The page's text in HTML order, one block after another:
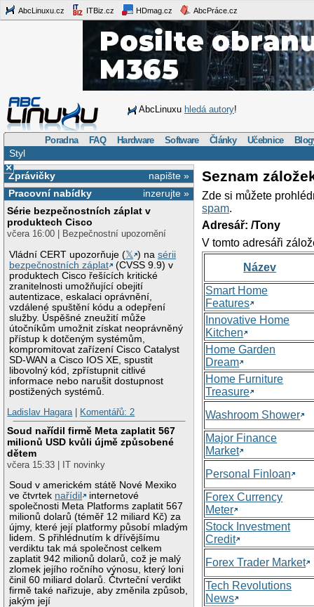
AbcLinuxu.cz ITBiz.cz HDmag.cz AbcPráce.cz
AbcLinuxu hledá autory!
Poradna FAQ Hardware Software Články Učebnice
Styl
×
napište »
Zprávičky
inzerujte »
Pracovní nabídky
Série bezpečnostních záplat v
produktech Cisco
včera 16:00 | Bezpečnostní upozornění
Vládní CERT upozorňuje (𝕏 ) nasérii
bezpečnostních záplat
(CVSS 9.9) v
produktech Cisco řešících kritické
zranitelnosti umožňující obejití
autentizace, eskalaci oprávnění,
vzdálené spuštění kódu a odepření
služby. Úspěšné zneužití může
útočníkům umožnit získat neoprávněný
přístup k dotčeným systémům,
kompromitovat zařízení Cisco Catalyst
SD-WAN a Cisco IOS XE, spustit
libovolný kód, zpřístupnit citlivé
informace nebo narušit dostupnost
postižených systémů.
Ladislav Hagara| Komentářů: 2
Soud nařídil firmě Meta zaplatit 567
milionů USD kvůli újmě způsobené
dětem
včera 15:33 | IT novinky
Soud v americkém státě Nové Mexiko
ve čtvrtek nařídil
internetové
společnosti Meta Platforms zaplatit 567
milionů dolarů (téměř 12 miliard Kč) za
újmy, které její platformy působí mladým
lidem. S přihlédnutím k dřívějšímu
verdiktu tak má společnost celkem
zaplatit 942 milionů dolarů, což je malý
zlomek jejího ročního výnosu, který loni
činil 60 miliard dolarů. Čtvrteční verdikt
firmě také nařizuje, aby změnila způsob,
jakým její
Seznam
Zde si můžete
spam.
Adresář: /Tony
V tomto adresáři
Název
Smart Home
Features
Innovative Home
Kitchen
Home Garden
Dream
Home Furniture
Treasure
Washroom Shower
Major Finance
Market
Personal Finloan
Forex Currency
Meter
Stock Investment
Credit
Forex Trader Market
Tech Revolutions
News